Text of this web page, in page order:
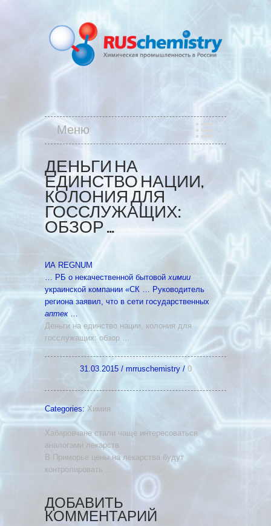
Меню
ДЕНЬГИ НА
ЕДИНСТВО НАЦИИ,
КОЛОНИЯ ДЛЯ
ГОССЛУЖАЩИХ:
ОБЗОР …
ИА REGNUM
… РБ о некачественной бытовойхимии
украинской компании «СК … Руководитель
региона заявил, что в сети государственных
аптек…
Деньги на единство нации, колония для
госслужащих: обзор …
31.03.2015/ mrruschemistry/ 0
Categories: Химия
Хабаровчане стали чаще интересоваться
аналогами лекарств
В Приморье цены на лекарства будут
контролировать …
ДОБАВИТЬ
КОММЕНТАРИЙ